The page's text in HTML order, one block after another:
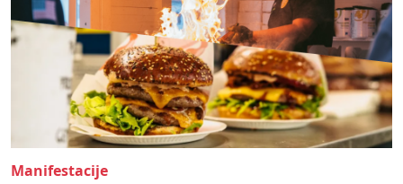
Manifestacije